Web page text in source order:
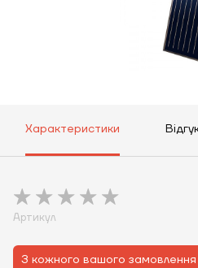
Характеристики
Артикул
З кожного вашого замовлення